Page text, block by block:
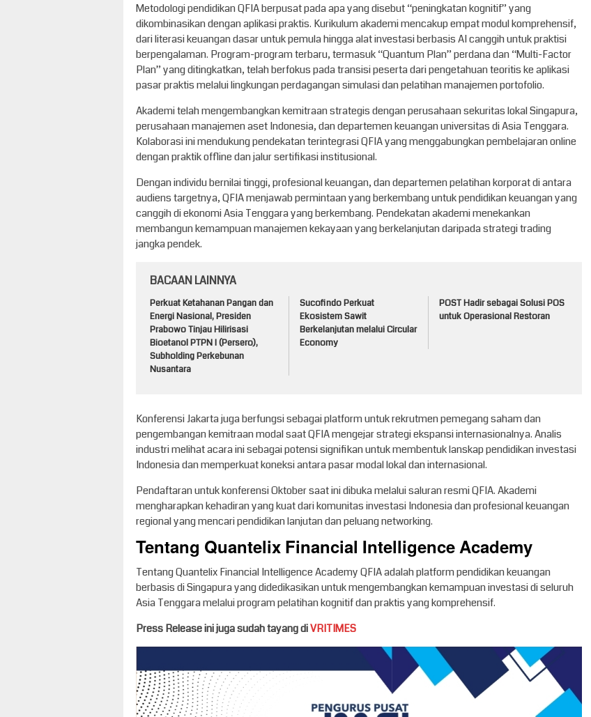
Metodologi pendidikan QFIA berpusat pada apa yang disebut “peningkatan kognitif” yang
dikombinasikan dengan aplikasi praktis. Kurikulum akademi mencakup empat modul komprehensif,
dari literasi keuangan dasar untuk pemula hingga alat investasi berbasis AI canggih untuk praktisi
berpengalaman. Program-program terbaru, termasuk “Quantum Plan” perdana dan “Multi-Factor
Plan” yang ditingkatkan, telah berfokus pada transisi peserta dari pengetahuan teoritis ke aplikasi
pasar praktis melalui lingkungan perdagangan simulasi dan pelatihan manajemen portofolio.
Akademi telah mengembangkan kemitraan strategis dengan perusahaan sekuritas lokal Singapura,
perusahaan manajemen aset Indonesia, dan departemen keuangan universitas di Asia Tenggara.
Kolaborasi ini mendukung pendekatan terintegrasi QFIA yang menggabungkan pembelajaran online
dengan praktik offline dan jalur sertifikasi institusional.
Dengan individu bernilai tinggi, profesional keuangan, dan departemen pelatihan korporat di antara
audiens targetnya, QFIA menjawab permintaan yang berkembang untuk pendidikan keuangan yang
canggih di ekonomi Asia Tenggara yang berkembang. Pendekatan akademi menekankan
membangun kemampuan manajemen kekayaan yang berkelanjutan daripada strategi trading
jangka pendek.
BACAAN LAINNYA
Perkuat Ketahanan Pangan dan
Energi Nasional, Presiden
Prabowo Tinjau Hilirisasi
Bioetanol PTPN I (Persero),
Subholding Perkebunan
Nusantara
Sucofindo Perkuat
Ekosistem Sawit
Berkelanjutan melalui Circular
Economy
POST Hadir sebagai Solusi POS
untuk Operasional Restoran
Konferensi Jakarta juga berfungsi sebagai platform untuk rekrutmen pemegang saham dan
pengembangan kemitraan modal saat QFIA mengejar strategi ekspansi internasionalnya. Analis
industri melihat acara ini sebagai potensi signifikan untuk membentuk lanskap pendidikan investasi
Indonesia dan memperkuat koneksi antara pasar modal lokal dan internasional.
Pendaftaran untuk konferensi Oktober saat ini dibuka melalui saluran resmi QFIA. Akademi
mengharapkan kehadiran yang kuat dari komunitas investasi Indonesia dan profesional keuangan
regional yang mencari pendidikan lanjutan dan peluang networking.
Tentang Quantelix Financial Intelligence Academy
Tentang Quantelix Financial Intelligence Academy QFIA adalah platform pendidikan keuangan
berbasis di Singapura yang didedikasikan untuk mengembangkan kemampuan investasi di seluruh
Asia Tenggara melalui program pelatihan kognitif dan praktis yang komprehensif.
Press Release ini juga sudah tayang diVRITIMES